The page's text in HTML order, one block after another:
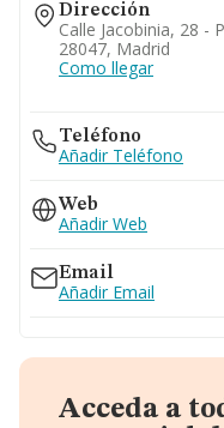
Dirección
Calle Jacobinia, 28 -
28047, Madrid
Como llegar
Teléfono
Añadir Teléfono
Web
Añadir Web
Email
Añadir Email
Acceda a